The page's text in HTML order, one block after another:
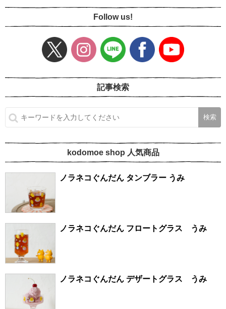
Follow us!
記事検索
kodomoe shop 人気商品
ノラネコぐんだん タンブラー うみ
ノラネコぐんだん フロートグラス うみ
ノラネコぐんだん デザートグラス うみ